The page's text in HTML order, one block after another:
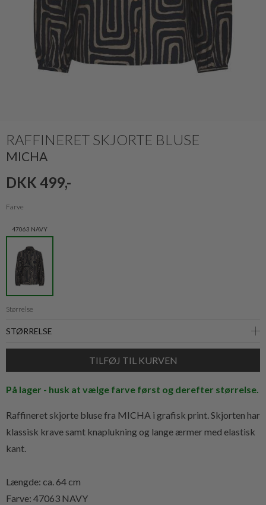
RAFFINERET SKJORTE BLUSE
MICHA
DKK 499,-
Farve
47063 NAVY
Størrelse
På lager - husk at vælge farve først og derefter størrelse.
Raffineret skjorte bluse fra MICHA i grafisk print. Skjorten har
klassisk krave samt knaplukning og lange ærmer med elastisk
kant.
Længde: ca. 64 cm
Farve: 47063 NAVY